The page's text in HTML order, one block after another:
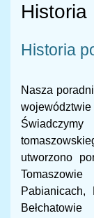
Historia
Historia
Nasza
województwie
utworzono